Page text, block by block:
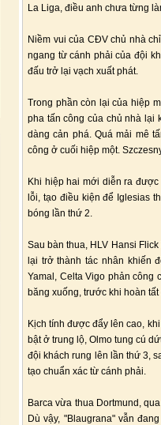
La Liga, điều anh chưa từng
Niềm vui của CĐV chủ nhà
ngang từ cánh phải của đội
đấu trở lại vạch xuất phát.
Trong phần còn lại của hiệp
pha tấn công của chủ nhà lại
dàng cản phá. Quá mải mê
công ở cuối hiệp một.
Khi hiệp hai mới diễn ra
lỗi, tạo điều kiện để Iglesias
bóng lần thứ 2.
Sau bàn thua, HLV Hansi
lại trở thành tác nhân khiến
Yamal, Celta Vigo phản công
băng xuống, trước khi hoàn tất
Kịch tính được đẩy lên cao,
bật ở trung lộ, Olmo tung cú
đội khách rung lên lần thứ 3,
tạo chuẩn xác từ cánh phải.
Barca vừa thua Dortmund,
Dù vậy, "Blaugrana" vẫn